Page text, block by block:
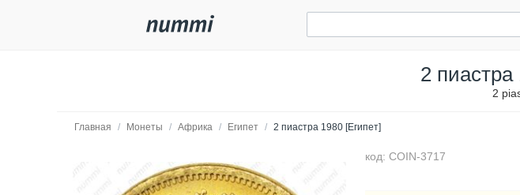
2 пиастра
2
Главная / Монеты / Африка / Египет / 2 пиастра 1980 [Египет]
код: COIN-3717